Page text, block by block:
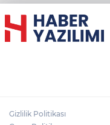
Gizlilik Politikası